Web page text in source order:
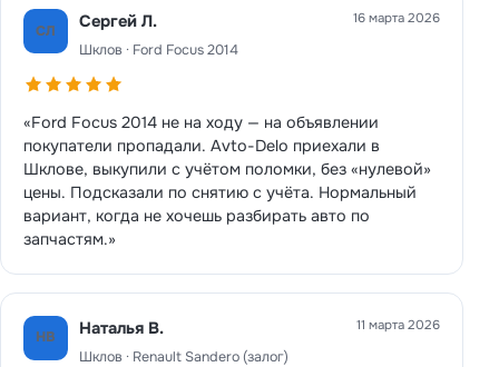
СЛ Сергей Л.
Шклов · Ford Focus 2014
16 марта 2026
«Ford Focus 2014 не на ходу — на объявлении
покупатели пропадали. Avto-Delo приехали в
Шклове, выкупили с учётом поломки, без «нулевой»
цены. Подсказали по снятию с учёта. Нормальный
вариант, когда не хочешь разбирать авто по
запчастям.»
НВ Наталья В.
Шклов · Renault Sandero (залог)
11 марта 2026